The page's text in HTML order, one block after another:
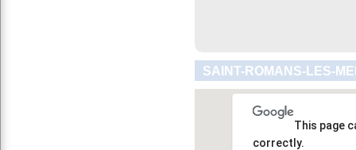
SAINT-ROMANS-LES-
This page
correctly.